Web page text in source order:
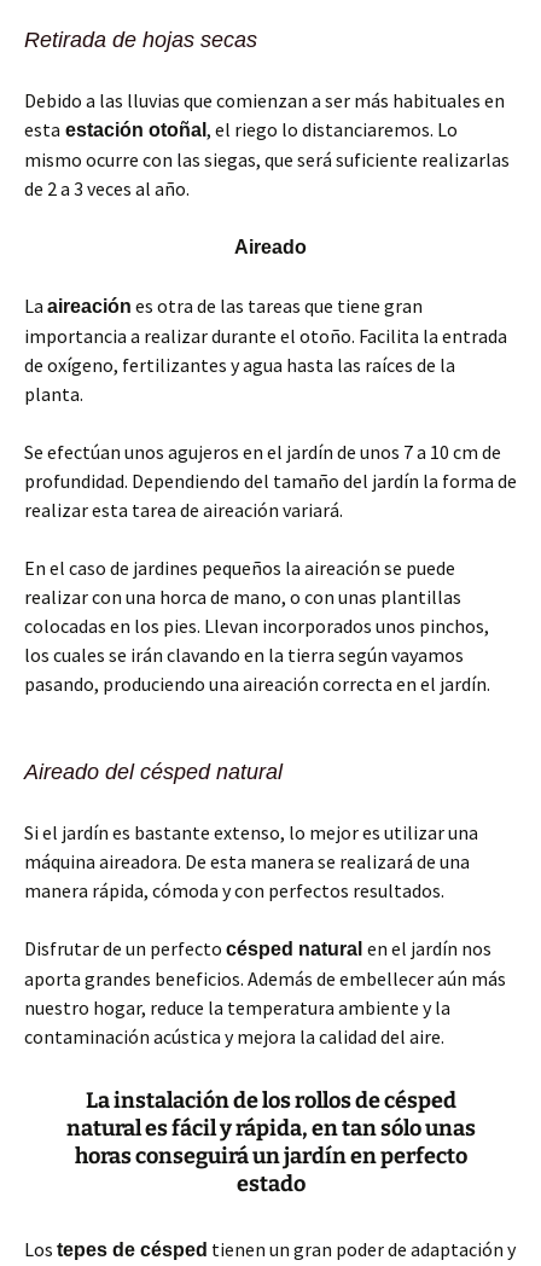
Retirada de hojas secas
Debido a las lluvias que comienzan a ser más habituales en
esta estación otoñal , el riego lo distanciaremos. Lo
mismo ocurre con las siegas, que será suficiente realizarlas
de 2 a 3 veces al año.
Aireado
La aireación es otra de las tareas que tiene gran
importancia a realizar durante el otoño. Facilita la entrada
de oxígeno, fertilizantes y agua hasta las raíces de la
planta.
Se efectúan unos agujeros en el jardín de unos 7 a 10 cm de
profundidad. Dependiendo del tamaño del jardín la forma de
realizar esta tarea de aireación variará.
En el caso de jardines pequeños la aireación se puede
realizar con una horca de mano, o con unas plantillas
colocadas en los pies. Llevan incorporados unos pinchos,
los cuales se irán clavando en la tierra según vayamos
pasando, produciendo una aireación correcta en el jardín.
Aireado del césped natural
Si el jardín es bastante extenso, lo mejor es utilizar una
máquina aireadora. De esta manera se realizará de una
manera rápida, cómoda y con perfectos resultados.
Disfrutar de un perfecto césped natural en el jardín nos
aporta grandes beneficios. Además de embellecer aún más
nuestro hogar, reduce la temperatura ambiente y la
contaminación acústica y mejora la calidad del aire.
La instalación de los rollos de césped
natural es fácil y rápida, en tan sólo unas
horas conseguirá un jardín en perfecto
estado
Los tepes de césped tienen un gran poder de adaptación y